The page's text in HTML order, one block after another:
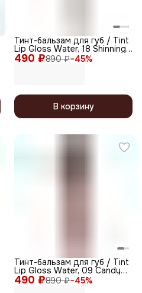
490 ₽890 ₽−45%
Тинт-бальзам для губ / Tint
Lip Gloss Water, 18 Shinning
Water, 5,5 мл
В корзину
490 ₽890 ₽−45%
Тинт-бальзам для губ / Tint
Lip Gloss Water, 09 Candy
Doll, 5,5 мл